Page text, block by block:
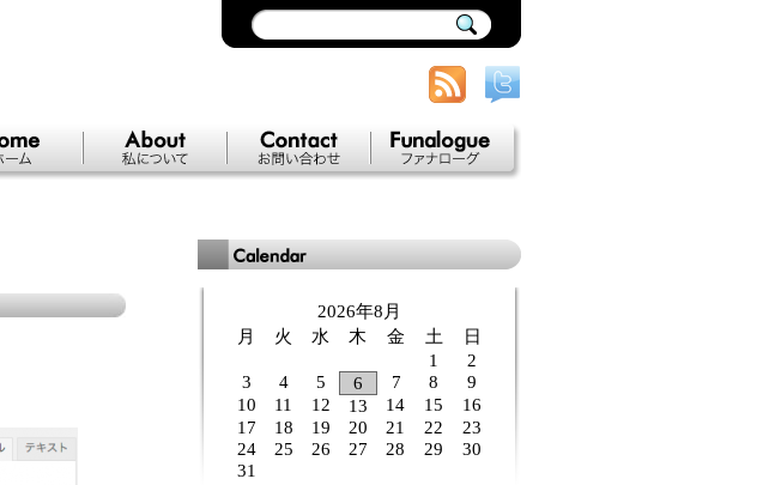
2026年8月
月
火 水 木 金 土
日
1
2
3
4 5 6 7 8
9
10
11 12 13 14 15
16
17
18 19 20 21 22
23
24
25 26 27 28 29
30
31